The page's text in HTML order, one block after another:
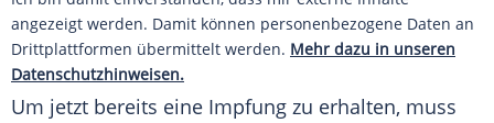
angezeigt werden. Damit können personenbezogene Daten an
Drittplattformen übermittelt werden. Mehr dazu in unseren
Datenschutzhinweisen.
Um jetzt bereits eine Impfung zu erhalten, muss